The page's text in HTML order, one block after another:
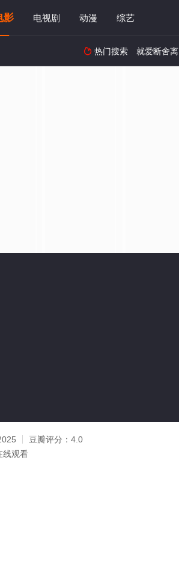
影 电视剧 动漫 综艺
 热门搜索 就爱断舍离
豆瓣评分： 4.0
线观看